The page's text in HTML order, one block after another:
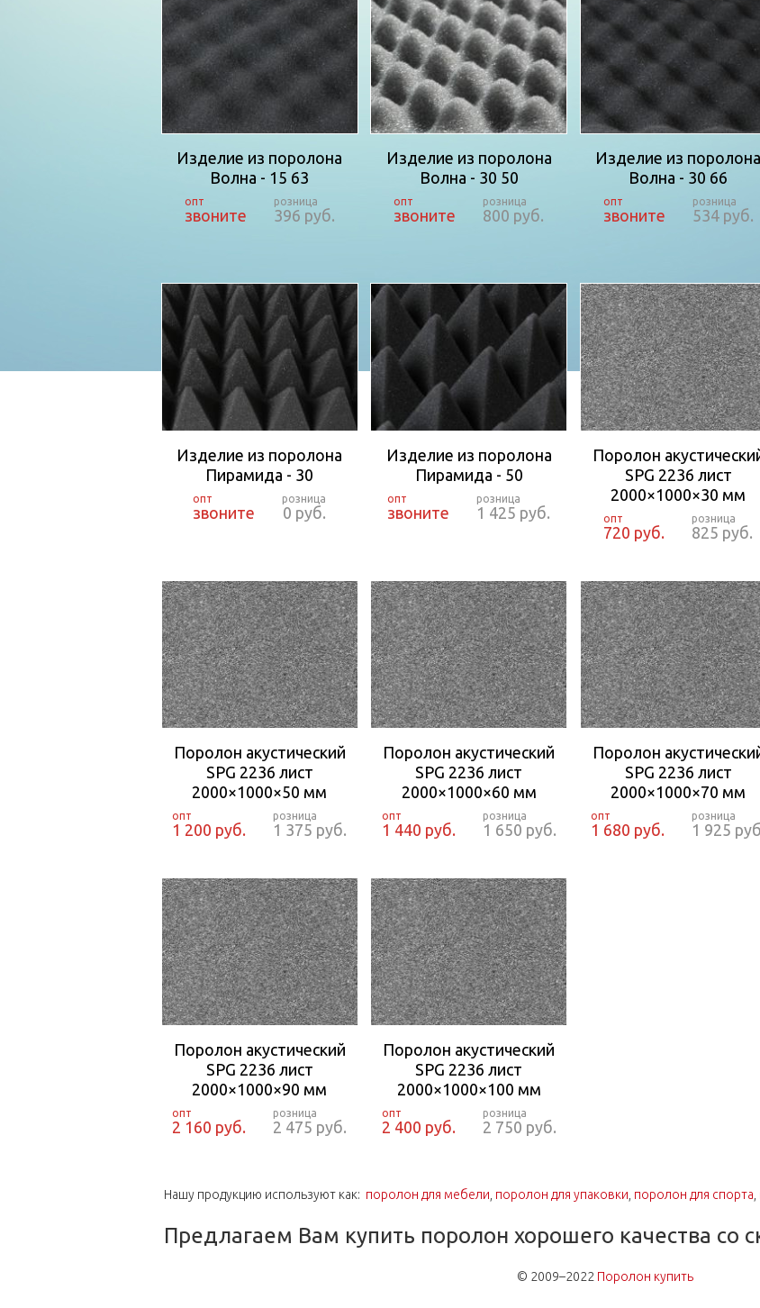
Изделие из поролона
Волна - 15 63
звоните 396 руб.
Изделие из поролона
Волна - 30 50
звоните 800 руб.
Изделие из поролона
Волна - 30 66
звоните 534 руб.
Изделие из поролона
Пирамида - 30
звоните 0 руб.
Изделие из поролона
Пирамида - 50
звоните 1 425 руб.
Поролон
SPG 2236 лист
2000×1000×30 мм
720 руб. 825 руб.
Поролон акустический
SPG 2236 лист
2000×1000×50 мм
1 200 руб. 1 375 руб.
Поролон акустический
SPG 2236 лист
2000×1000×60 мм
1 440 руб. 1 650 руб.
Поролон
SPG 2236 лист
2000×1000×70 мм
1 680 руб. 1 925
Поролон акустический
SPG 2236 лист
2000×1000×90 мм
2 160 руб. 2 475 руб.
Поролон акустический
SPG 2236 лист
2000×1000×100 мм
2 400 руб. 2 750 руб.
Нашу продукцию используют как: поролон для мебели поролон для упаковки поролон для спорта
Предлагаем Вам купить поролон хорошего качества со
© 2009–2022 Поролон купить